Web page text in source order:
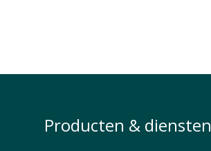
Producten & diensten